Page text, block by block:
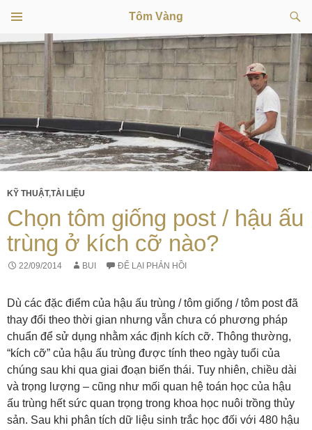
Tôm Vàng
kiếm
ĐƠN
CHUYỂN
NỘI
DUNG
KỸ THUẬT,TÀI LIỆU
Chọn tôm giống post / hậu ấu
trùng ở kích cỡ nào?
22/09/2014 BUI ĐỂ LẠI PHẢN HỒI
Dù các đặc điểm của hậu ấu trùng / tôm giống / tôm post đã
thay đổi theo thời gian nhưng vẫn chưa có phương pháp
chuẩn để sử dụng nhằm xác định kích cỡ. Thông thường,
“kích cỡ” của hậu ấu trùng được tính theo ngày tuổi của
chúng sau khi qua giai đoạn biến thái. Tuy nhiên, chiều dài
và trọng lượng – cũng như mối quan hệ toán học của hậu
ấu trùng hết sức quan trọng trong khoa học nuôi trồng thủy
sản. Sau khi phân tích dữ liệu sinh trắc học đối với 480 hậu